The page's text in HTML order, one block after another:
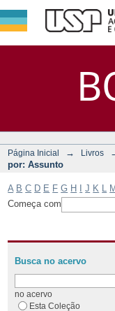
Página Inicial → Livros
por: Assunto
A B C D E F G H J K M
Começa com
Busca no acervo
no acervo
Esta Coleção